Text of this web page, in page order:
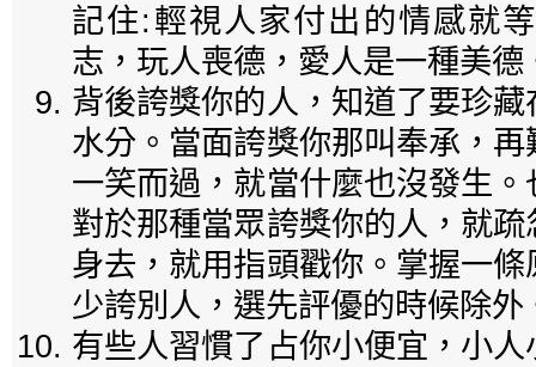
記住:輕視人家付出的情感就
志，玩人喪德，愛人是一種美德
背後誇獎你的人，知道了要珍
水分。當面誇獎你那叫奉承，
一笑而過，就當什麼也沒發生
對於那種當眾誇獎你的人，就
身去，就用指頭戳你。掌握一
少誇別人，選先評優的時候除外
有些人習慣了占你小便宜，小